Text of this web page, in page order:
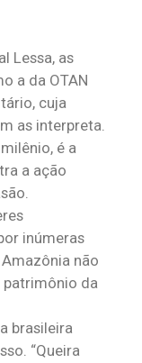
Lessa, as
a da OTAN
cuja
as interpreta.
é a
a ação
inúmeras
não
patrimônio da
brasileira
“Queira